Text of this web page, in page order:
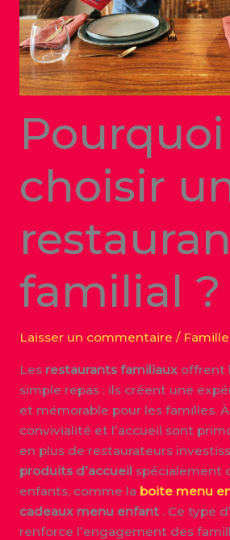
Pourquoi
choisir
familial ?
Laisser un commentaire / Famille
Les restaurants familiauxoffrent
simple repas : ils créent une
et mémorable pour les familles.
convivialité et l’accueil sont
en plus de restaurateurs
produits d’accueil spécialement
enfants, comme la boite menu
cadeaux menu enfant. Ce type
renforce l’engagement des